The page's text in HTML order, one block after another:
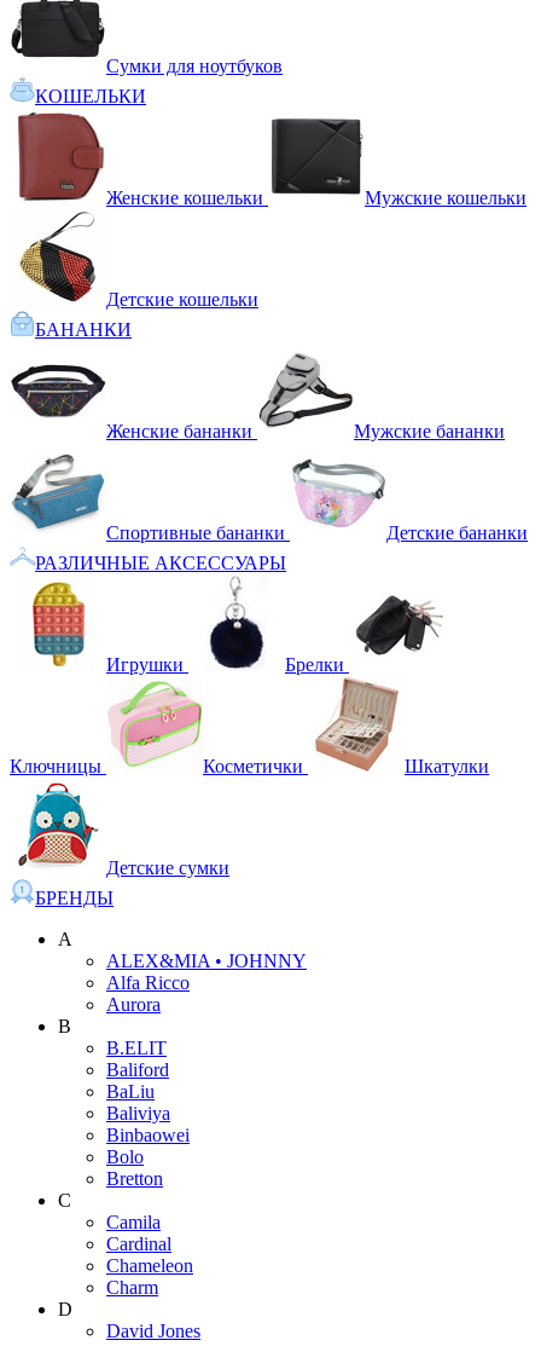
Сумки для ноутбуков
КОШЕЛЬКИ
Женские кошельки Мужские кошельки
Детские кошельки
БАНАНКИ
Женские бананки Мужские бананки
Спортивные бананки
Детские бананки
РАЗЛИЧНЫЕ АКСЕССУАРЫ
Игрушки Брелки
Ключницы Косметички Шкатулки
Детские сумки
БРЕНДЫ
A
ALEX&MIA • JOHNNY
Alfa Ricco
Aurora
B
B.ELIT
Baliford
BaLiu
Baliviya
Binbaowei
Bolo
Bretton
C
Camila
Cardinal
Chameleon
Charm
D
David Jones